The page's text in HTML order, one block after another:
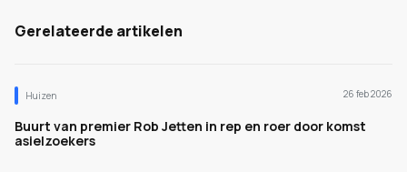
Gerelateerde artikelen
Huizen 26 feb 2026
Buurt van premier Rob Jetten in rep en roer door komst
asielzoekers